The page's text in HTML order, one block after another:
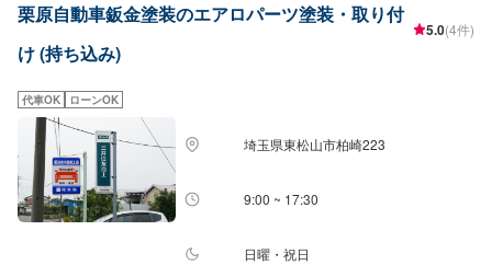
いたします。フロンガス交換機有！最新車種のエアコン修理も対応できま
す！全員業界歴20年以上の大ベテランの作業員です。お客様の愛車をご安心
してお任せください！【作業実績】スバルレヴォーグ10,000円-------------------
お見積りにご納得いただければ作業開始【4】仕上がり次第納車-----------パー
ツ持ち込みについて-----------パーツの持ち込み可能です。オファーにて詳細を
お願い致します。【定休日・営業時間】定休日：日曜日、祝日営業時間：
8:30~17:30
栗原自動車鈑金塗装のエアロパーツ塗装・取り付
け (持ち込み)
5.0(4件)
代車OK ローンOK
埼玉県東松山市柏崎223
9:00 ~ 17:30
日曜・祝日